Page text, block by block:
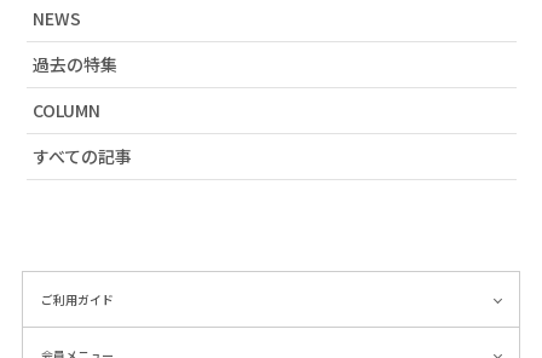
# 2019SS
# アーティストコラボ
# ラビル
# カタログ掲載
# 春物新作
# ワンピース
# 海柄
NEWS
過去の特集
COLUMN
すべての記事
ご利用ガイド